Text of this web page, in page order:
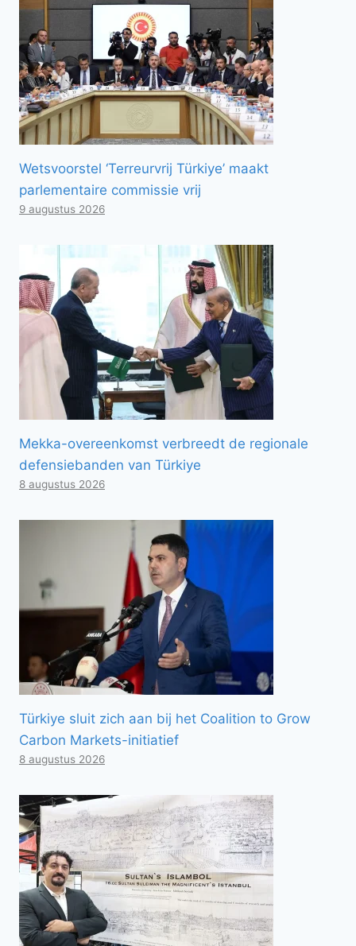
Wetsvoorstel ‘Terreurvrij Türkiye’ maakt
parlementaire commissie vrij
9 augustus 2026
Mekka-overeenkomst verbreedt de regionale
defensiebanden van Türkiye
8 augustus 2026
Türkiye sluit zich aan bij het Coalition to Grow
Carbon Markets-initiatief
8 augustus 2026